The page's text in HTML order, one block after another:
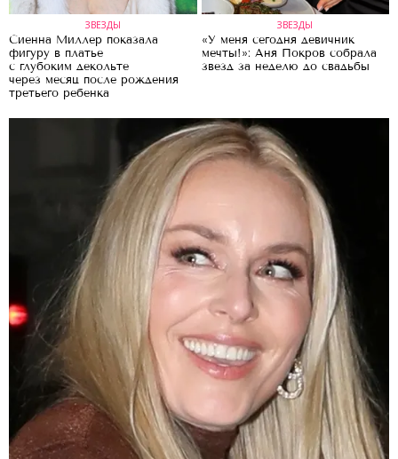
ЗВЕЗДЫ
Сиенна Миллер показала
фигуру в платье
с глубоким декольте
через месяц после рождения
третьего ребенка
ЗВЕЗДЫ
«У меня сегодня девичник
мечты!»: Аня Покров собрала
звезд за неделю до свадьбы